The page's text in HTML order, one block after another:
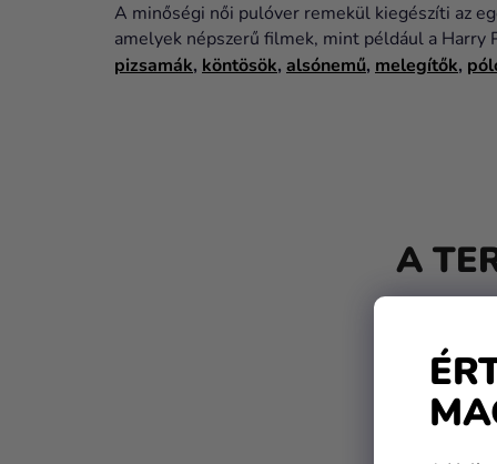
A minőségi női pulóver remekül kiegészíti az
amelyek népszerű filmek, mint például a
pizsamák, köntösök, alsónemű, melegítők,
A